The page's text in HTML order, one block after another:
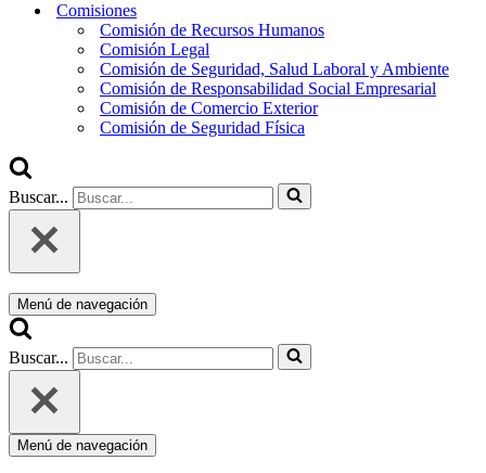
Comisiones
Comisión de Recursos Humanos
Comisión Legal
Comisión de Seguridad, Salud Laboral y Ambiente
Comisión de Responsabilidad Social Empresarial
Comisión de Comercio Exterior
Comisión de Seguridad Física
Buscar...
Menú de navegación
Buscar...
Menú de navegación